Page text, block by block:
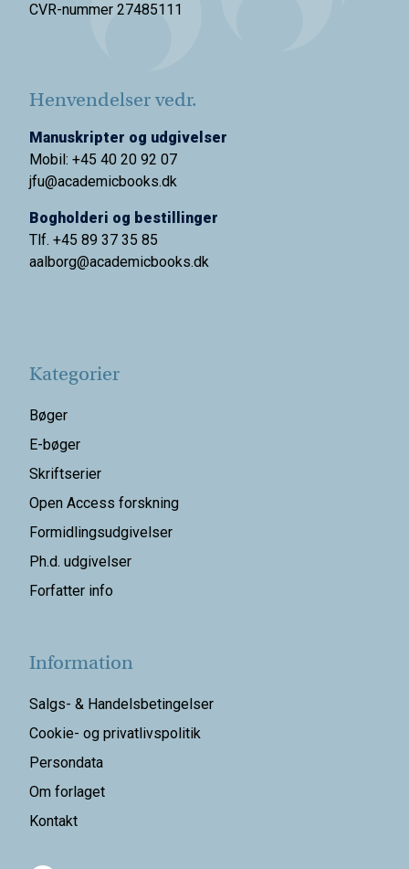
CVR-nummer 27485111
Henvendelser vedr.
Manuskripter og udgivelser
Mobil: +45 40 20 92 07
jfu@academicbooks.dk
Bogholderi og bestillinger
Tlf. +45 89 37 35 85
aalborg@academicbooks.dk
Kategorier
Bøger
E-bøger
Skriftserier
Open Access forskning
Formidlingsudgivelser
Ph.d. udgivelser
Forfatter info
Information
Salgs- & Handelsbetingelser
Cookie- og privatlivspolitik
Persondata
Om forlaget
Kontakt